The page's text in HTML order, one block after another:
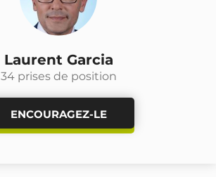
Laurent Garcia
34 prises de position
ENCOURAGEZ-LE